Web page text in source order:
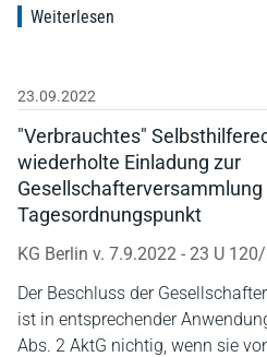
Weiterlesen
23.09.2022
"Verbrauchtes"
wiederholte Einladung zur
Tagesordnungspunkt
KG Berlin v. 7.9.2022 - 23 U
Der Beschluss der
ist in entsprechender
Abs. 2 AktG nichtig, wenn sie